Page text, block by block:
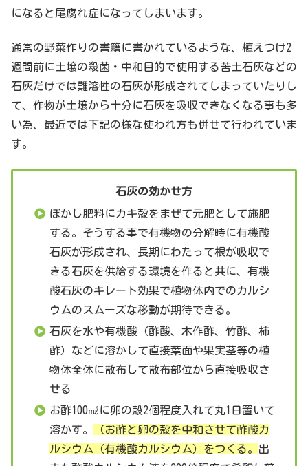
になると尾腐れ症になってしまいます。
通常の野菜作りの書籍に書かれているような、植えつけ2
週間前に土壌の殺菌・中和目的で使用する苦土石灰などの
石灰だけでは難溶性の石灰が形成されてしまっていたりし
て、作物が土壌から十分に石灰を吸収できなくなる事も多
い為、最近では下記の様な使われ方も併せて行われていま
す。
石灰の効かせ方
ぼかし肥料にカキ殻をまぜて元肥として施肥
する。そうする事で有機物の分解時に有機酸
石灰が形成され、長期にわたって根が吸収で
きる石灰を供給する環境を作ると共に、有機
酸石灰のキレート効果で植物体内でのカルシ
ウムのスムーズな移動が期待できる。
石灰を水や有機酸（酢酸、木作酢、竹酢、柿
酢）などに溶かして直接葉面や果実茎等の植
物体全体に散布して散布部位から直接吸収さ
せる
お酢100㎖に卵の殻2個程度入れて丸1日置いて
溶かす。
（お酢と卵の殻を中和させて酢酸カ
ルシウム（有機酸カルシウム）をつくる。 出